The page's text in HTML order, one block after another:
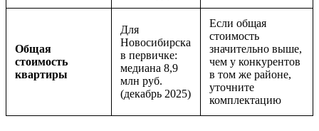
Общая
стоимость
квартиры
Для
Новосибирска
в первичке:
медиана 8,9
млн руб.
(декабрь 2025)
Если общая
стоимость
значительно выше,
чем у конкурентов
в том же районе,
уточните
комплектацию